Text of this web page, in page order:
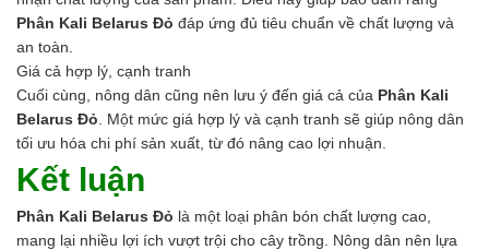
Phân Kali Belarus Đỏ đáp ứng đủ tiêu chuẩn về chất lượng và
an toàn.
Giá cả hợp lý, cạnh tranh
Cuối cùng, nông dân cũng nên lưu ý đến giá cả của Phân Kali
Belarus Đỏ . Một mức giá hợp lý và cạnh tranh sẽ giúp nông dân
tối ưu hóa chi phí sản xuất, từ đó nâng cao lợi nhuận.
Kết luận
Phân Kali Belarus Đỏ là một loại phân bón chất lượng cao,
mang lại nhiều lợi ích vượt trội cho cây trồng. Nông dân nên lựa